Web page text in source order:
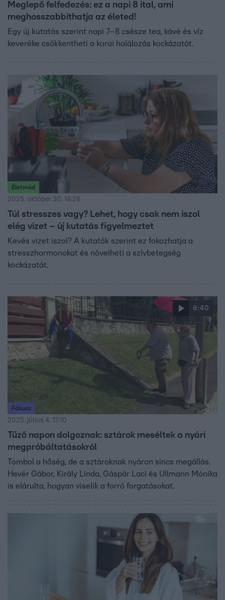
Meglepő felfedezés: ez a napi 8 ital, ami
meghosszabbíthatja az életed!
Egy új kutatás szerint napi 7–8 csésze tea, kávé és víz
keveréke csökkentheti a korai halálozás kockázatát.
Életmód
2025. október 30. 14:26
Túl stresszes vagy? Lehet, hogy csak nem iszol
elég vizet – új kutatás figyelmeztet
Kevés vizet iszol? A kutatók szerint ez fokozhatja a
stresszhormonokat és növelheti a szívbetegség
kockázatát.
6:40
Fókusz
2025. július 4. 17:10
Tűző napon dolgoznak: sztárok meséltek a nyári
megpróbáltatásokról
Tombol a hőség, de a sztároknak nyáron sincs megállás.
Hevér Gábor, Király Linda, Gáspár Laci és Ullmann Mónika
is elárulta, hogyan viselik a forró forgatásokat.